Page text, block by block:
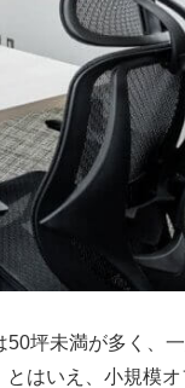
50坪未満が多く、
はいえ、小規模